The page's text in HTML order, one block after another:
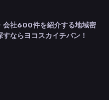
会社600件を紹介する地域密
ならヨコスカイチバン！